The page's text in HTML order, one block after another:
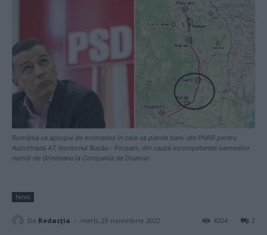
România se apropie de momentul în care va pierde banii din PNRR pentru
Autostrada A7, tronsonul Buzău - Focșani, din cauza incompetenței oamenilor
numiți de Grindeanu la Compania de Drumuri
News
De Redacţia - marți, 29 noiembrie 2022 2
4204